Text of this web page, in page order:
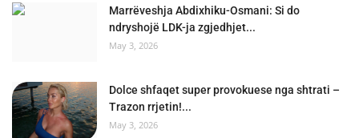
Marrëveshja Abdixhiku-Osmani: Si do
ndryshojë LDK-ja zgjedhjet...
May 3, 2026
Dolce shfaqet super provokuese nga shtrati –
Trazon rrjetin!...
May 3, 2026